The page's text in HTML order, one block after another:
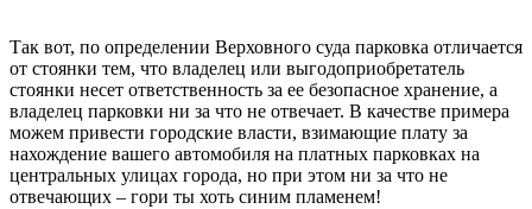
Так вот, по определении Верховного суда парковка отличается
от стоянки тем, что владелец или выгодоприобретатель
стоянки несет ответственность за ее безопасное хранение, а
владелец парковки ни за что не отвечает. В качестве примера
можем привести городские власти, взимающие плату за
нахождение вашего автомобиля на платных парковках на
центральных улицах города, но при этом ни за что не
отвечающих – гори ты хоть синим пламенем!